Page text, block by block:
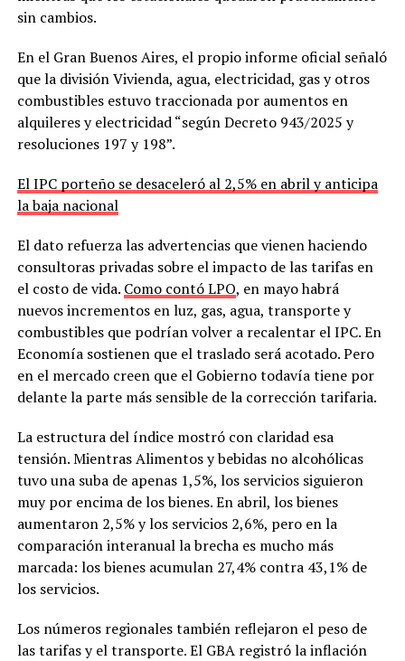
sin cambios.
En el Gran Buenos Aires, el propio informe oficial señaló
que la división Vivienda, agua, electricidad, gas y otros
combustibles estuvo traccionada por aumentos en
alquileres y electricidad “según Decreto 943/2025 y
resoluciones 197 y 198”.
El IPC porteño se desaceleró al 2,5% en abril y anticipa
la baja nacional
El dato refuerza las advertencias que vienen haciendo
consultoras privadas sobre el impacto de las tarifas en
el costo de vida. Como contó LPO, en mayo habrá
nuevos incrementos en luz, gas, agua, transporte y
combustibles que podrían volver a recalentar el IPC. En
Economía sostienen que el traslado será acotado. Pero
en el mercado creen que el Gobierno todavía tiene por
delante la parte más sensible de la corrección tarifaria.
La estructura del índice mostró con claridad esa
tensión. Mientras Alimentos y bebidas no alcohólicas
tuvo una suba de apenas 1,5%, los servicios siguieron
muy por encima de los bienes. En abril, los bienes
aumentaron 2,5% y los servicios 2,6%, pero en la
comparación interanual la brecha es mucho más
marcada: los bienes acumulan 27,4% contra 43,1% de
los servicios.
Los números regionales también reflejaron el peso de
las tarifas y el transporte. El GBA registró la inflación